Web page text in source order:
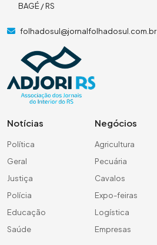
BAGÉ / RS
folhadosul@jornalfolhadosul.com.br
Notícias
Política
Geral
Justiça
Polícia
Educação
Saúde
Negócios
Agricultura
Pecuária
Cavalos
Expo-feiras
Logística
Empresas